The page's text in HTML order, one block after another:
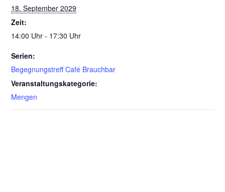
18. September 2029
Zeit:
14:00 Uhr - 17:30 Uhr
Serien:
Begegnungstreff Café Brauchbar
Veranstaltungskategorie:
Mengen